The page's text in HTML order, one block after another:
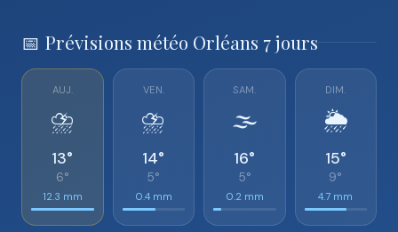
📅 Prévisions météo Orléans 7 jours
AUJ.
⛈️
13°
6°
12.3 mm
VEN.
⛈️
14°
5°
0.4 mm
SAM.
🌫️
16°
5°
0.2 mm
DIM.
🌦️
15°
9°
4.7 mm